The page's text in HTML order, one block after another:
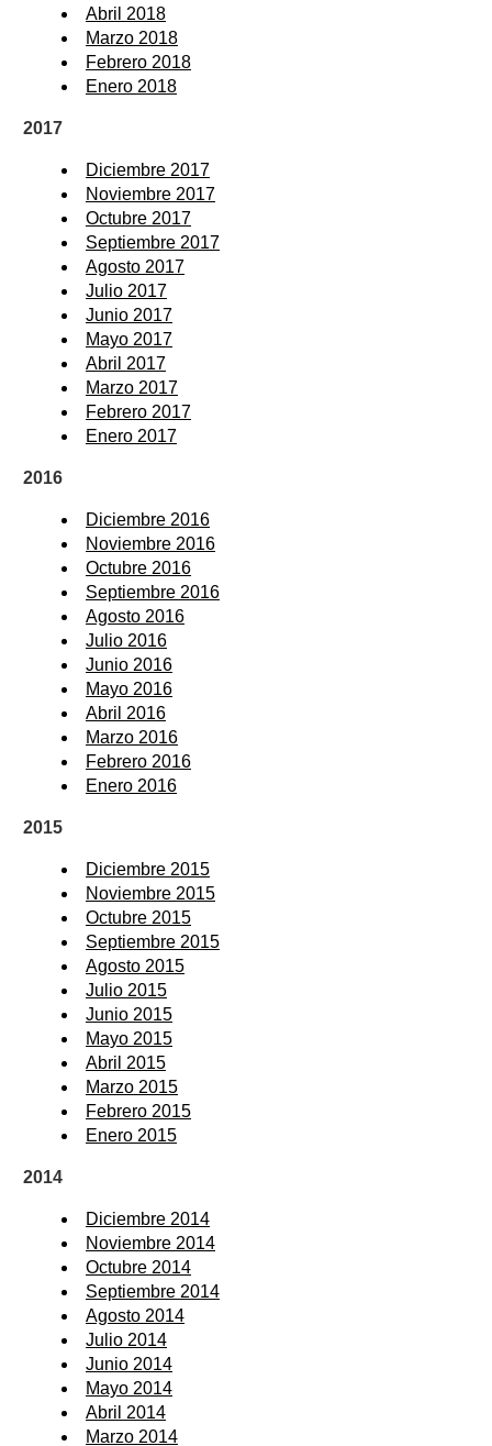
Abril 2018
Marzo 2018
Febrero 2018
Enero 2018
2017
Diciembre 2017
Noviembre 2017
Octubre 2017
Septiembre 2017
Agosto 2017
Julio 2017
Junio 2017
Mayo 2017
Abril 2017
Marzo 2017
Febrero 2017
Enero 2017
2016
Diciembre 2016
Noviembre 2016
Octubre 2016
Septiembre 2016
Agosto 2016
Julio 2016
Junio 2016
Mayo 2016
Abril 2016
Marzo 2016
Febrero 2016
Enero 2016
2015
Diciembre 2015
Noviembre 2015
Octubre 2015
Septiembre 2015
Agosto 2015
Julio 2015
Junio 2015
Mayo 2015
Abril 2015
Marzo 2015
Febrero 2015
Enero 2015
2014
Diciembre 2014
Noviembre 2014
Octubre 2014
Septiembre 2014
Agosto 2014
Julio 2014
Junio 2014
Mayo 2014
Abril 2014
Marzo 2014